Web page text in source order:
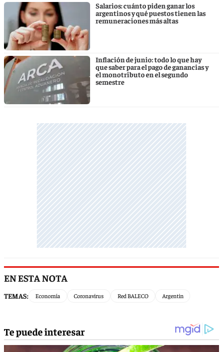
Salarios: cuánto piden ganar los
argentinos y qué puestos tienen las
remuneraciones más altas
Inflación de junio: todo lo que hay
que saber para el pago de ganancias y
el monotributo en el segundo
semestre
EN ESTA NOTA
TEMAS: Economía Coronavirus Red BALECO Argentin